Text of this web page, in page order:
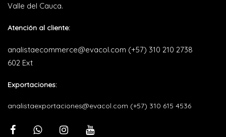
Valle del Cauca.
Atención al cliente:
analistaecommerce@evacol.com (+57) 310 210 2738
602 Ext
Exportaciones:
analistaexportaciones@evacol.com (+57) 310 615 4536